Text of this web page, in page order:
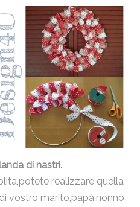
di nastri.
realizzare quella
vostro marito,papà,nonno